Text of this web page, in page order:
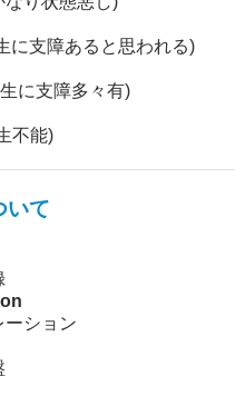
に支障あると思われる)
に支障多々有)
不能)
いて
ーション